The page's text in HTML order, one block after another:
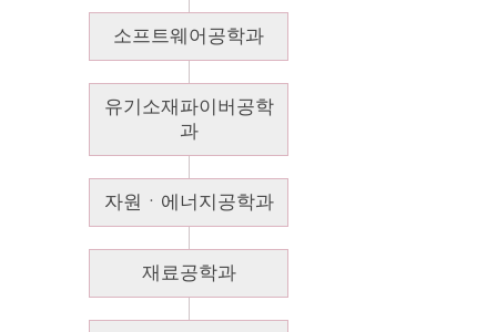
소프트웨어공학과
유기소재파이버공학
과
자원ㆍ에너지공학과
재료공학과